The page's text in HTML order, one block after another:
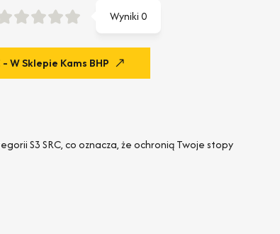
Wyniki0
- W Sklepie Kams BHP
S3 SRC, co oznacza, że ochronią Twoje stopy